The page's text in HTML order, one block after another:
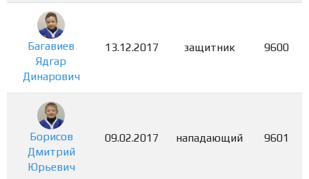
Багавиев
Ядгар
Динарович
13.12.2017 защитник 9600
Борисов
Дмитрий
Юрьевич
09.02.2017 нападающий 9601